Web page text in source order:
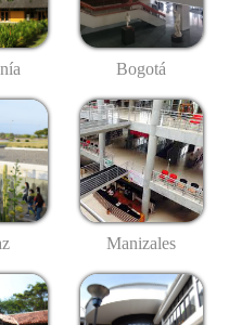
Bogotá
Manizales